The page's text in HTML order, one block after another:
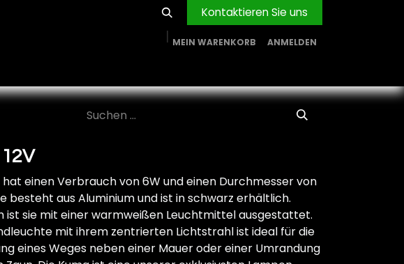
Kontaktieren Sie uns
MEIN WARENKORB ANMELDEN
hat einen Verbrauch von 6W und einen Durchmesser von
besteht aus Aluminium und ist in schwarz erhältlich.
ist sie mit einer warmweißen Leuchtmittel ausgestattet.
mit ihrem zentrierten Lichtstrahl ist ideal für die
eines Weges neben einer Mauer oder einer Umrandung